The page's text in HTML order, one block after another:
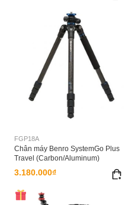
FGP18A
Chân máy Benro SystemGo Plus
Travel (Carbon/Aluminum)
3.180.000₫